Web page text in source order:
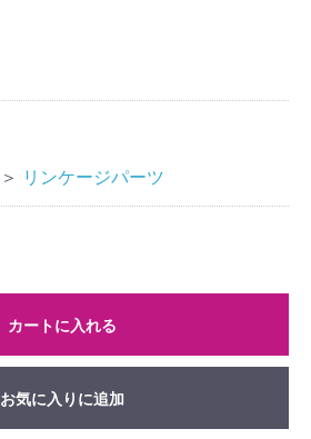
＞ リンケージパーツ
カートに入れる
お気に入りに追加